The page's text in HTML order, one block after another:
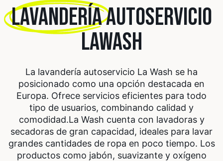
LAVANDERÍAAUTOSERVICIO
LAWASH
La lavandería autoservicio La Wash se ha
posicionado como una opción destacada en
Europa. Ofrece servicios eficientes para todo
tipo de usuarios, combinando calidad y
comodidad.La Wash cuenta con lavadoras y
secadoras de gran capacidad, ideales para lavar
grandes cantidades de ropa en poco tiempo. Los
productos como jabón, suavizante y oxígeno